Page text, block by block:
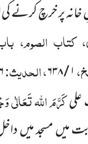
پر خرچ کرنے
کتاب الصوم،
۱ / ۶۳۸ ، الحدیث:
کَرَّمَ اللہ تَعَالٰی
میں مسجد میں